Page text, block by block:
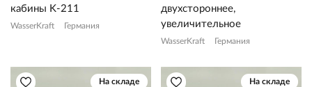
кабины K-211
WasserKraft Германия
двухстороннее,
увеличительное
WasserKraft Германия
На складе На складе